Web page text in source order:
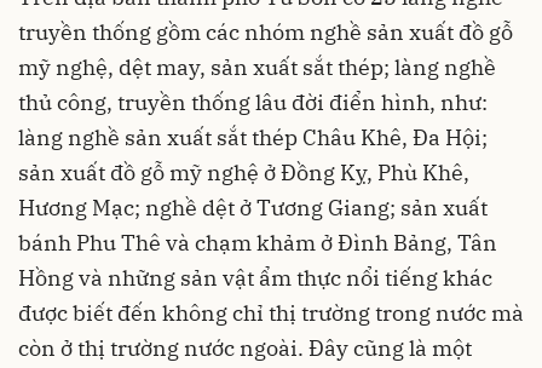
truyền thống gồm các nhóm nghề sản xuất đồ gỗ
mỹ nghệ, dệt may, sản xuất sắt thép; làng nghề
thủ công, truyền thống lâu đời điển hình, như:
làng nghề sản xuất sắt thép Châu Khê, Đa Hội;
sản xuất đồ gỗ mỹ nghệ ở Đồng Kỵ, Phù Khê,
Hương Mạc; nghề dệt ở Tương Giang; sản xuất
bánh Phu Thê và chạm khảm ở Đình Bảng, Tân
Hồng và những sản vật ẩm thực nổi tiếng khác
được biết đến không chỉ thị trường trong nước mà
còn ở thị trường nước ngoài. Đây cũng là một